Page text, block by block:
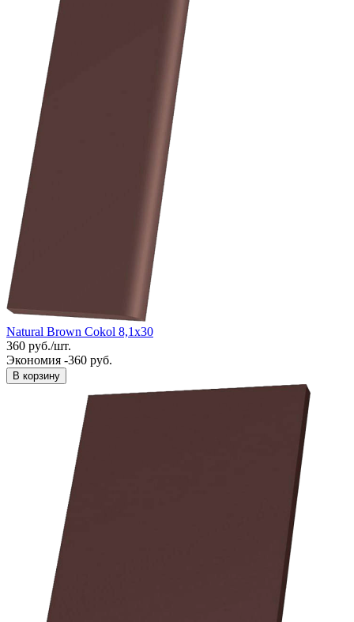
Natural Brown Cokol 8,1x30
360 руб./шт.
Экономия -360 руб.
В корзину